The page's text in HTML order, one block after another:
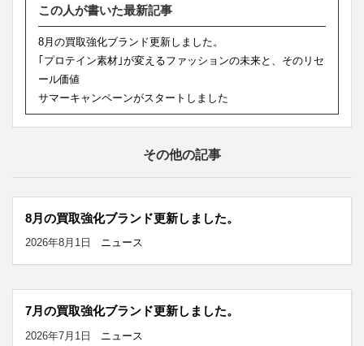
この人が書いた最新記事
8月の買取強化ブランド更新しました。
｢プロテイン素材｣が変えるファッションの未来と、そのリセ
ール価値
サマーキャンペーンがスタートしました
その他の記事
8月の買取強化ブランド更新しました。
2026年8月1日 ニュース
7月の買取強化ブランド更新しました。
2026年7月1日 ニュース